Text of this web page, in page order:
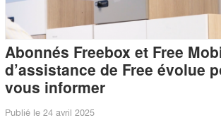
Abonnés Freebox et Free
d’assistance de Free évolue
vous informer
Publié le 24 avril 2025